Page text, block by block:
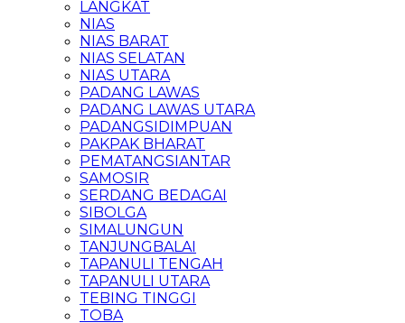
LANGKAT
NIAS
NIAS BARAT
NIAS SELATAN
NIAS UTARA
PADANG LAWAS
PADANG LAWAS UTARA
PADANGSIDIMPUAN
PAKPAK BHARAT
PEMATANGSIANTAR
SAMOSIR
SERDANG BEDAGAI
SIBOLGA
SIMALUNGUN
TANJUNGBALAI
TAPANULI TENGAH
TAPANULI UTARA
TEBING TINGGI
TOBA